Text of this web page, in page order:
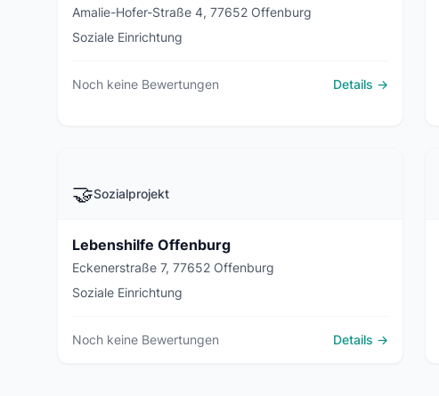
Amalie-Hofer-Straße 4, 77652 Offenburg
Soziale Einrichtung
Noch keine Bewertungen Details →
🤝Sozialprojekt
Lebenshilfe Offenburg
Eckenerstraße 7, 77652 Offenburg
Soziale Einrichtung
Noch keine Bewertungen Details →